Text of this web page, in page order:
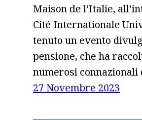
Maison de l’Italie,
Cité Internationale
tenuto un evento
pensione, che ha
numerosi
27 Novembre 2023